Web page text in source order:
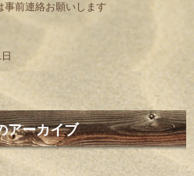
事前連絡お願いします
アーカイブ